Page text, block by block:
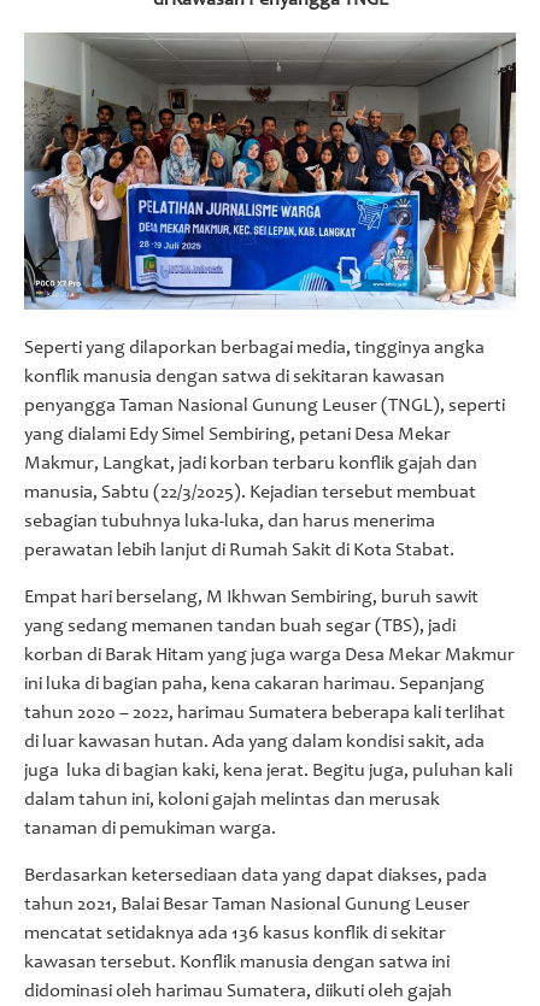
Video
Seperti yang dilaporkan berbagai media, tingginya angka
konflik manusia dengan satwa di sekitaran kawasan
penyangga Taman Nasional Gunung Leuser (TNGL), seperti
yang dialami Edy Simel Sembiring, petani Desa Mekar
Makmur, Langkat, jadi korban terbaru konflik gajah dan
manusia, Sabtu (22/3/2025). Kejadian tersebut membuat
sebagian tubuhnya luka-luka, dan harus menerima
perawatan lebih lanjut di Rumah Sakit di Kota Stabat.
Empat hari berselang, M Ikhwan Sembiring, buruh sawit
yang sedang memanen tandan buah segar (TBS), jadi
korban di Barak Hitam yang juga warga Desa Mekar Makmur
ini luka di bagian paha, kena cakaran harimau. Sepanjang
tahun 2020 – 2022, harimau Sumatera beberapa kali terlihat
di luar kawasan hutan. Ada yang dalam kondisi sakit, ada
juga luka di bagian kaki, kena jerat. Begitu juga, puluhan kali
dalam tahun ini, koloni gajah melintas dan merusak
tanaman di pemukiman warga.
Berdasarkan ketersediaan data yang dapat diakses, pada
tahun 2021, Balai Besar Taman Nasional Gunung Leuser
mencatat setidaknya ada 136 kasus konflik di sekitar
kawasan tersebut. Konflik manusia dengan satwa ini
didominasi oleh harimau Sumatera, diikuti oleh gajah